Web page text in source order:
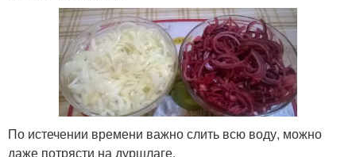
По истечении времени важно слить всю воду, можно
даже потрясти на дуршлаге.